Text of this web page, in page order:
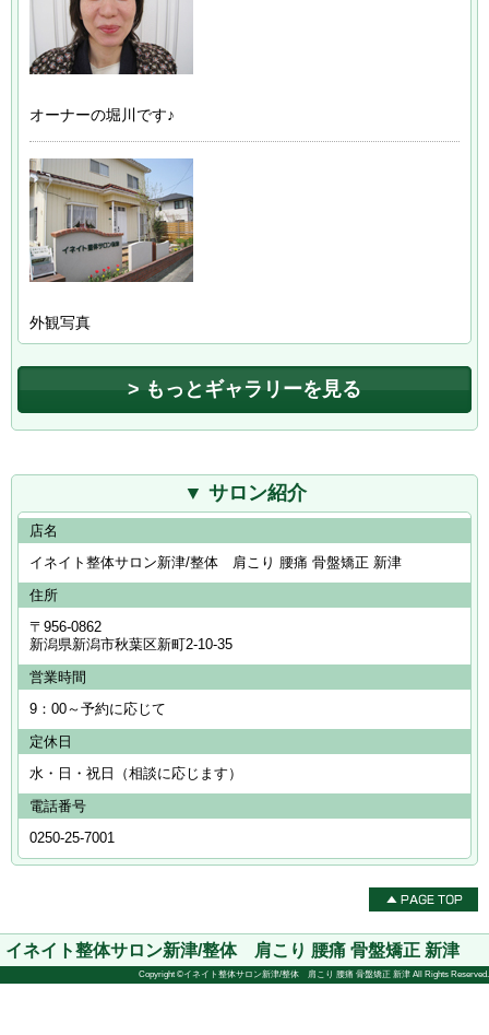
オーナーの堀川です♪
外観写真
もっとギャラリーを見る
サロン紹介
店名
イネイト整体サロン新津/整体 肩こり 腰痛 骨盤矯正 新津
住所
〒956-0862
新潟県新潟市秋葉区新町2‐10‐35
営業時間
9：00～予約に応じて
定休日
水・日・祝日（相談に応じます）
電話番号
0250-25-7001
イネイト整体サロン新津/整体 肩こり 腰痛 骨盤矯正 新津
Copyright ©イネイト整体サロン新津/整体 肩こり 腰痛 骨盤矯正 新津 All Rights Reserved.